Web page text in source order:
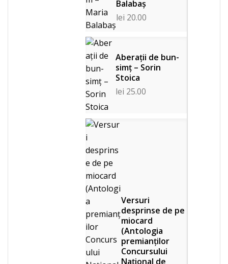
Balabaș
lei 20.00
Aberații de bun-
simț – Sorin
Stoica
lei 25.00
Versuri
desprinse de pe
miocard
(Antologia
premianţilor
Concursului
Naţional de